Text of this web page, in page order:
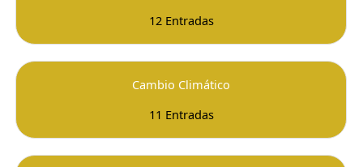
12 Entradas
Cambio Climático
11 Entradas